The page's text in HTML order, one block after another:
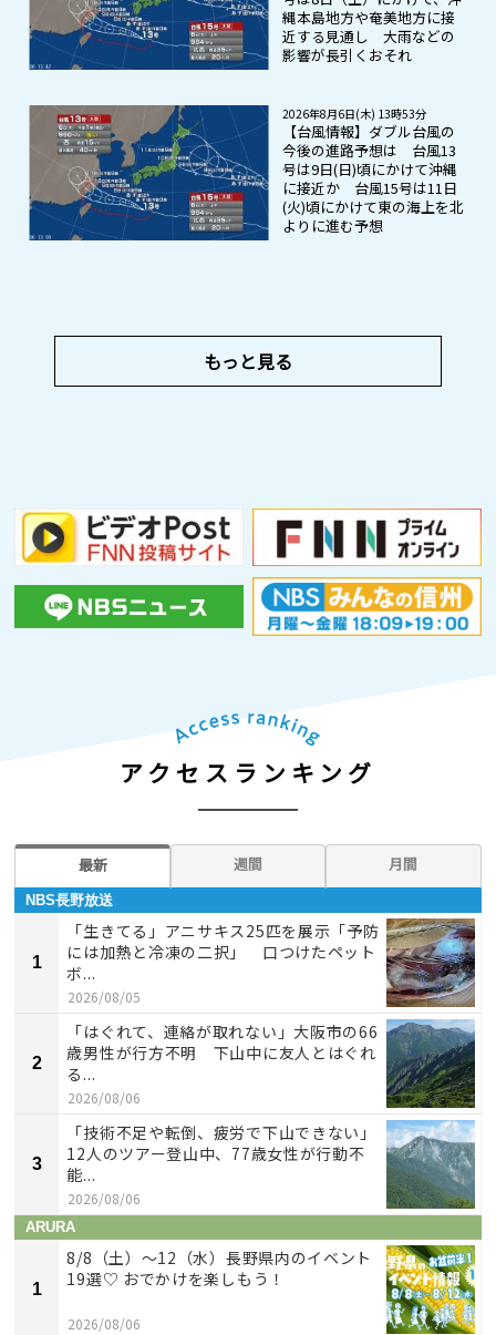
縄本島地方や奄美地方に接
近する見通し 大雨などの
影響が長引くおそれ
2026年8月6日(木) 13時53分
【台風情報】ダブル台風の
今後の進路予想は 台風13
号は9日(日)頃にかけて沖縄
に接近か 台風15号は11日
(火)頃にかけて東の海上を北
よりに進む予想
もっと見る
アクセスランキング
最新 週間 月間
NBS長野放送
1
「生きてる」アニサキス25匹を展示「予防
には加熱と冷凍の二択」 口つけたペット
ボ...
2026/08/05
2
「はぐれて、連絡が取れない」大阪市の66
歳男性が行方不明 下山中に友人とはぐれ
る...
2026/08/06
3
「技術不足や転倒、疲労で下山できない」
12人のツアー登山中、77歳女性が行動不
能...
2026/08/06
ARURA
1
8/8（土）〜12（水）長野県内のイベント
19選♡ おでかけを楽しもう！
2026/08/06